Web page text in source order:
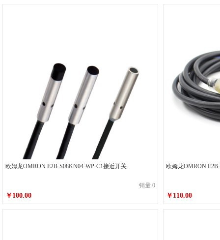
欧姆龙OMRON E2B-S08KN04-WP-C1接近开关
销量 0
￥100.00
欧姆龙OMRON
￥110.00